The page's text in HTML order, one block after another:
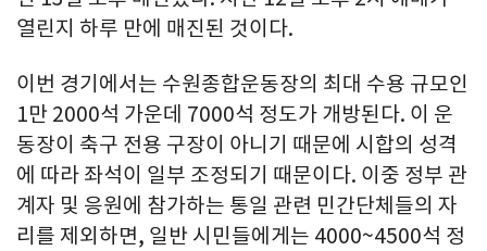
열린지 하루 만에 매진된 것이다.
이번 경기에서는 수원종합운동장의 최대 수용 규모인
1만 2000석 가운데 7000석 정도가 개방된다. 이 운
동장이 축구 전용 구장이 아니기 때문에 시합의 성격
에 따라 좌석이 일부 조정되기 때문이다. 이중 정부 관
계자 및 응원에 참가하는 통일 관련 민간단체들의 자
리를 제외하면, 일반 시민들에게는 4000~4500석 정